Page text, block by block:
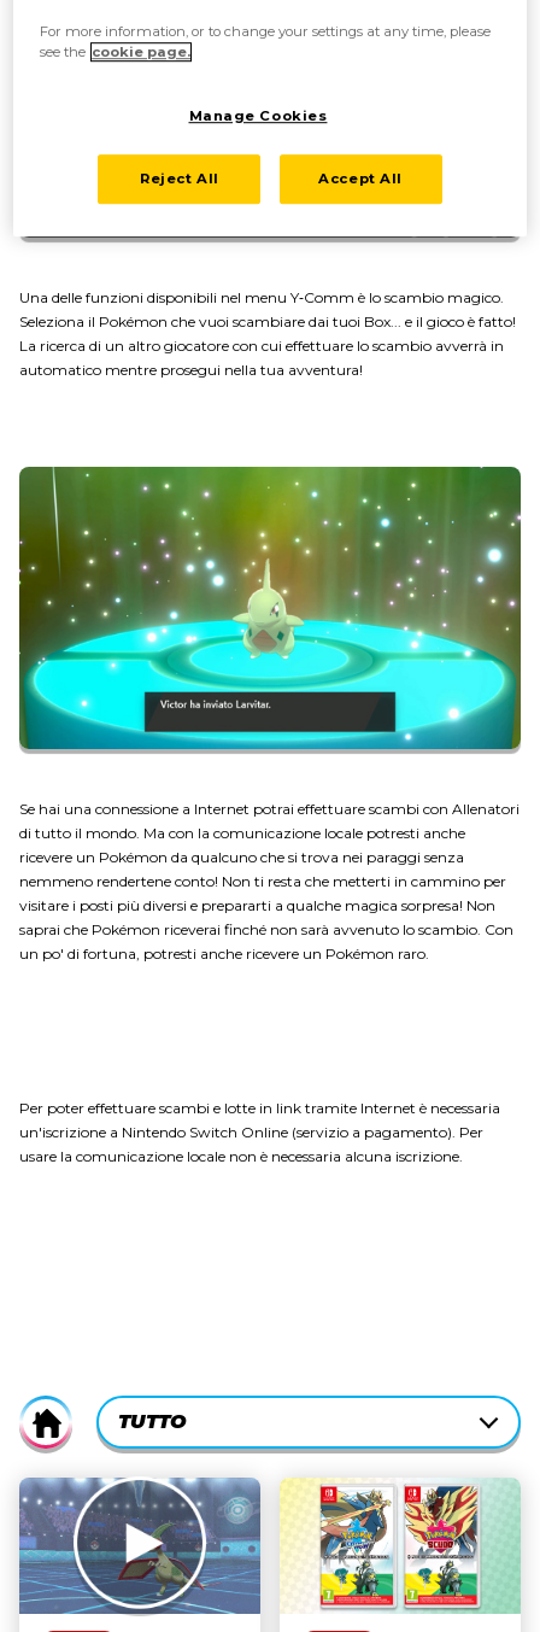
Una delle funzioni disponibili nel menu Y‑Comm è lo scambio magico.
Seleziona il Pokémon che vuoi scambiare dai tuoi Box... e il gioco è fatto!
La ricerca di un altro giocatore con cui effettuare lo scambio avverrà in
automatico mentre prosegui nella tua avventura!
Se hai una connessione a Internet potrai effettuare scambi con Allenatori
di tutto il mondo. Ma con la comunicazione locale potresti anche
ricevere un Pokémon da qualcuno che si trova nei paraggi senza
nemmeno rendertene conto! Non ti resta che metterti in cammino per
visitare i posti più diversi e prepararti a qualche magica sorpresa! Non
saprai che Pokémon riceverai finché non sarà avvenuto lo scambio. Con
un po' di fortuna, potresti anche ricevere un Pokémon raro.
Per poter effettuare scambi e lotte in link tramite Internet è necessaria
un'iscrizione a Nintendo Switch Online (servizio a pagamento). Per
usare la comunicazione locale non è necessaria alcuna iscrizione.
Home
CURRENTLY-
ACTIVE
CATEGORY
FILTER:
TUTTO
TUTTO
LA STORIA
I POKÉMON
For more information, or to change your settings at any time, please
see the cookie page.
Manage Cookies
Reject All Accept All